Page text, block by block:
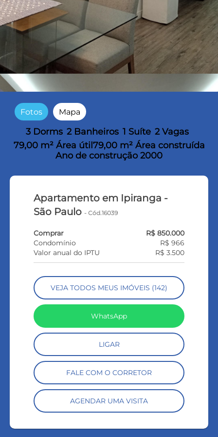
Fotos Mapa
3 Dorms 2 Banheiros 1 Suíte 2 Vagas
79,00 m² Área útil 79,00 m² Área construída
Ano de construção 2000
Apartamento em Ipiranga -
São Paulo - Cód.16039
Comprar
R$ 850.000
Condomínio
R$ 966
Valor anual do IPTU
R$ 3.500
VEJA TODOS MEUS IMÓVEIS (142)
WhatsApp
LIGAR
FALE COM O CORRETOR
AGENDAR UMA VISITA